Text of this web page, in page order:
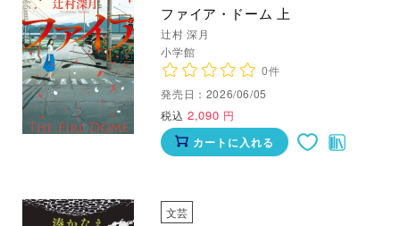
ファイア・ドーム 上
辻村 深月
小学館
0件
発売日：2026/06/05
税込 2,090 円
カートに入れる
文芸